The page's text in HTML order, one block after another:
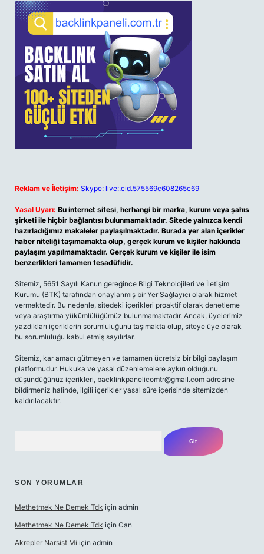
Reklam ve İletişim: Skype: live:.cid.575569c608265c69
Yasal Uyarı: Bu internet sitesi, herhangi bir marka, kurum veya şahıs
şirketi ile hiçbir bağlantısı bulunmamaktadır. Sitede yalnızca kendi
hazırladığımız makaleler paylaşılmaktadır. Burada yer alan içerikler
haber niteliği taşımamakta olup, gerçek kurum ve kişiler hakkında
paylaşım yapılmamaktadır. Gerçek kurum ve kişiler ile isim
benzerlikleri tamamen tesadüfidir.
Sitemiz, 5651 Sayılı Kanun gereğince Bilgi Teknolojileri ve İletişim
Kurumu (BTK) tarafından onaylanmış bir Yer Sağlayıcı olarak hizmet
vermektedir. Bu nedenle, sitedeki içerikleri proaktif olarak denetleme
veya araştırma yükümlülüğümüz bulunmamaktadır. Ancak, üyelerimiz
yazdıkları içeriklerin sorumluluğunu taşımakta olup, siteye üye olarak
bu sorumluluğu kabul etmiş sayılırlar.
Sitemiz, kar amacı gütmeyen ve tamamen ücretsiz bir bilgi paylaşım
platformudur. Hukuka ve yasal düzenlemelere aykırı olduğunu
düşündüğünüz içerikleri, backlinkpanelicomtr@gmail.com adresine
bildirmeniz halinde, ilgili içerikler yasal süre içerisinde sitemizden
kaldırılacaktır.
SON YORUMLAR
Methetmek Ne Demek Tdk için admin
Methetmek Ne Demek Tdk için Can
Akrepler Narsist Mi için admin